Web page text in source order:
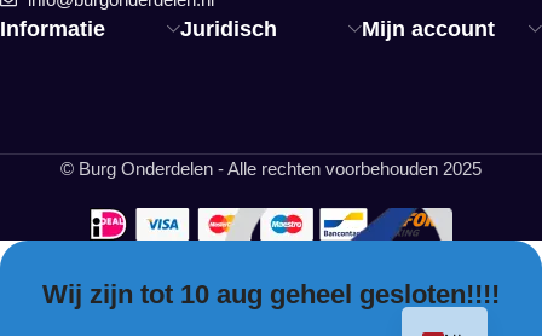
Informatie Juridisch Mijn account
© Burg Onderdelen - Alle rechten voorbehouden 2025
Wij zijn tot 10 aug geheel gesloten!!!!
EN